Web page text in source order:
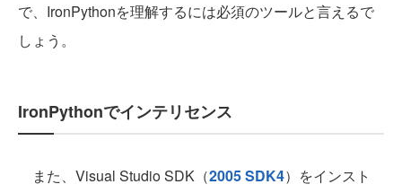
で、IronPythonを理解するには必須のツールと言えるで
しょう。
IronPythonでインテリセンス
また、Visual Studio SDK（2005 SDK4）をインスト